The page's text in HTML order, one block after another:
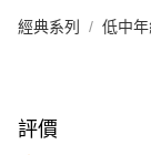
經典系列 低中
評價